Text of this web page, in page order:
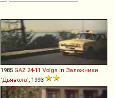
1985 GAZ 24-11 Volga in Заложники
'Дьявола' , 1993